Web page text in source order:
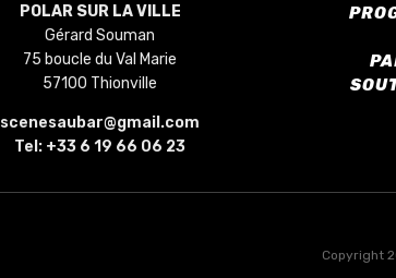
POLAR SUR LA VILLE
Gérard Souman
75 boucle du Val Marie
57100 Thionville
scenesaubar@gmail.com
Tel: +33 6 19 66 06 23
Copyright